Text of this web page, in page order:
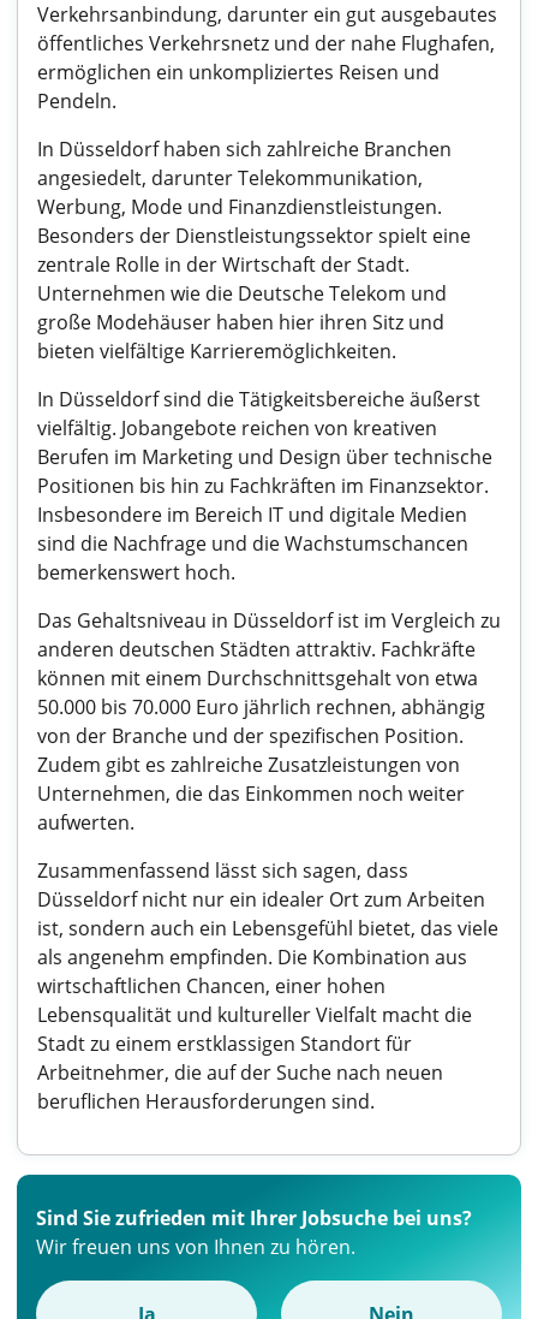
Verkehrsanbindung, darunter ein gut ausgebautes
öffentliches Verkehrsnetz und der nahe Flughafen,
ermöglichen ein unkompliziertes Reisen und
Pendeln.
In Düsseldorf haben sich zahlreiche Branchen
angesiedelt, darunter Telekommunikation,
Werbung, Mode und Finanzdienstleistungen.
Besonders der Dienstleistungssektor spielt eine
zentrale Rolle in der Wirtschaft der Stadt.
Unternehmen wie die Deutsche Telekom und
große Modehäuser haben hier ihren Sitz und
bieten vielfältige Karrieremöglichkeiten.
In Düsseldorf sind die Tätigkeitsbereiche äußerst
vielfältig. Jobangebote reichen von kreativen
Berufen im Marketing und Design über technische
Positionen bis hin zu Fachkräften im Finanzsektor.
Insbesondere im Bereich IT und digitale Medien
sind die Nachfrage und die Wachstumschancen
bemerkenswert hoch.
Das Gehaltsniveau in Düsseldorf ist im Vergleich zu
anderen deutschen Städten attraktiv. Fachkräfte
können mit einem Durchschnittsgehalt von etwa
50.000 bis 70.000 Euro jährlich rechnen, abhängig
von der Branche und der spezifischen Position.
Zudem gibt es zahlreiche Zusatzleistungen von
Unternehmen, die das Einkommen noch weiter
aufwerten.
Zusammenfassend lässt sich sagen, dass
Düsseldorf nicht nur ein idealer Ort zum Arbeiten
ist, sondern auch ein Lebensgefühl bietet, das viele
als angenehm empfinden. Die Kombination aus
wirtschaftlichen Chancen, einer hohen
Lebensqualität und kultureller Vielfalt macht die
Stadt zu einem erstklassigen Standort für
Arbeitnehmer, die auf der Suche nach neuen
beruflichen Herausforderungen sind.
Sind Sie zufrieden mit Ihrer Jobsuche bei uns?
Wir freuen uns von Ihnen zu hören.